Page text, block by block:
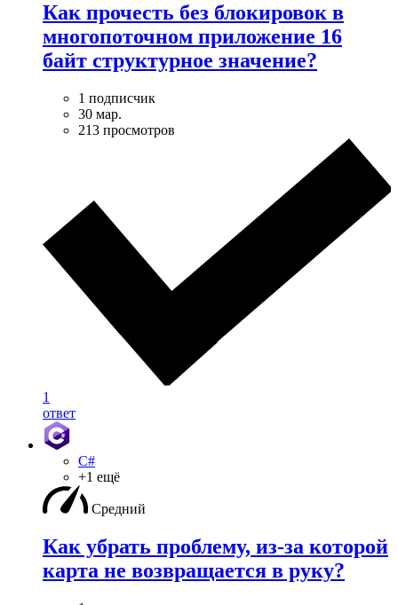
Как прочесть без блокировок в
многопоточном приложение 16
байт структурное значение?
1 подписчик
30 мар.
213 просмотров
1
ответ
C#
+1 ещё
Средний
Как убрать проблему, из-за которой
карта не возвращается в руку?